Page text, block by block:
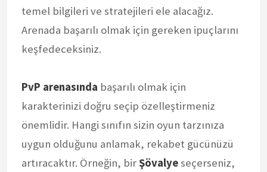
temel bilgileri ve stratejileri ele alacağız.
Arenada başarılı olmak için gereken ipuçlarını
keşfedeceksiniz.
PvP arenasında başarılı olmak için
karakterinizi doğru seçip özelleştirmeniz
önemlidir. Hangi sınıfın sizin oyun tarzınıza
uygun olduğunu anlamak, rekabet gücünüzü
artıracaktır. Örneğin, bir Şövalyeseçerseniz,